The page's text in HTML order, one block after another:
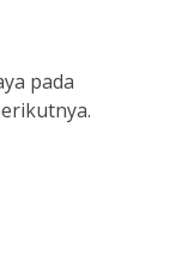
pada